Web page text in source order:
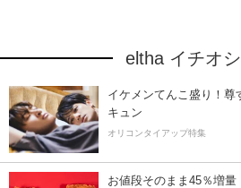
eltha イチオ
イケメンてんこ盛り！尊
キュン
オリコンタイアップ特集
お値段そのまま45％増